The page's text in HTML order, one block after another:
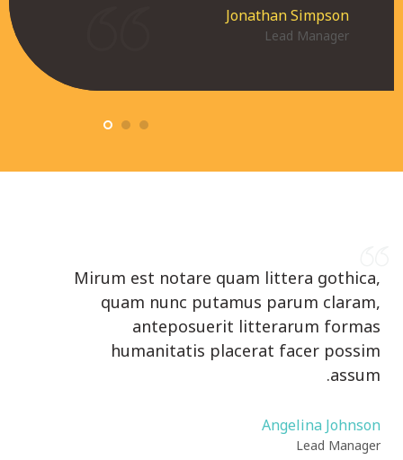
Jonathan Simpson
Lead Manager
Mirum est notare quam littera gothica,
quam nunc putamus parum claram,
anteposuerit litterarum formas
humanitatis placerat facer possim
assum.
Angelina Johnson
Lead Manager